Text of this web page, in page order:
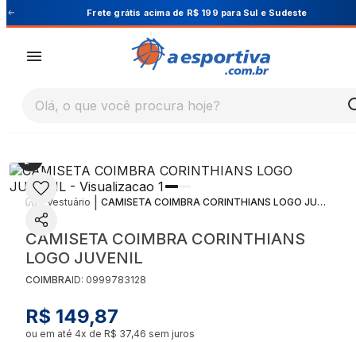
Cupom PRIMEIRA10 para 10% OFF na 1ª
Olá, o que você procura hoje?
Vestuário CAMISETA COIMBRA CORINTHIANS LOGO JUVENIL
CAMISETA COIMBRA CORINTHIANS
LOGO JUVENIL
COIMBRAID: 0999783128
R$ 149,87
ou em até 4x de R$ 37,46 sem juros